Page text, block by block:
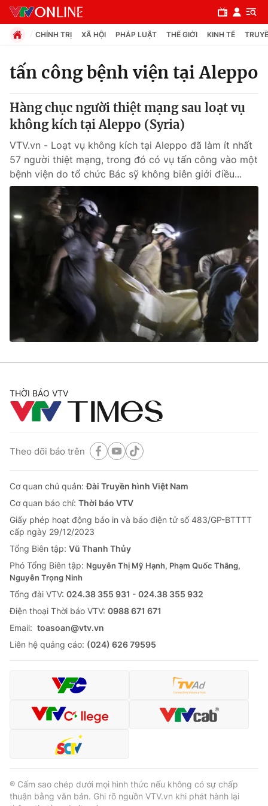
Chuyên mục
Chính trị
Xã hội
Pháp luật
Y tế
Thế giới đó đây
Câu chuyện quốc tế
Tài chính
Thị trường
Góc doanh nghiệp
Dữ liệu và đời sống
Truyền hình
Phim VTV
Hậu trường
Giải sao mai
Giải trí
Điện ảnh
Âm nhạc
Du lịch
Làm đẹp
Chất lượng cuộc sống
Tuyển sinh
Học trực tuyến
Công nghệ
Hitech Công nghệ tương lai
Sản phẩm
Thị trường
Tư vấn
Giao lưu trực tuyến
Lịch phát sóng
Chuyên mục khác
Emagazine Podcast
Video Shorts video
VTV Money
VTV Sức khoẻ Bất động sản
CHÍNH TRỊ XÃ HỘI PHÁP LUẬT THẾ GIỚI KINH TẾ
tấn công bệnh viện tại Aleppo
Hàng chục người thiệt mạng sau loạt vụ
không kích tại Aleppo (Syria)
VTV.vn - Loạt vụ không kích tại Aleppo đã làm ít nhất
57 người thiệt mạng, trong đó có vụ tấn công vào một
bệnh viện do tổ chức Bác sỹ không biên giới điều...
THỜI BÁO VTV
Theo dõi báo trên
Cơ quan chủ quản:Đài Truyền hình Việt Nam
Cơ quan báo chí: Thời báo VTV
Giấy phép hoạt động báo in và báo điện tử số 483/GP-BTTTT
cấp ngày 29/12/2023
Tổng Biên tập: Vũ Thanh Thủy
Phó Tổng Biên tập: Nguyễn Thị Mỹ Hạnh, Phạm Quốc Thắng,
Nguyễn Trọng Ninh
Tổng đài VTV: 024.38 355 931 - 024.38 355 932
Ðiện thoại Thời báo VTV: 0988 671 671
Email: toasoan@vtv.vn
Liên hệ quảng cáo: (024) 626 79595
® Cấm sao chép dưới mọi hình thức nếu không có sự chấp
thuận bằng văn bản. Ghi rõ nguồn VTV.vn khi phát hành lại